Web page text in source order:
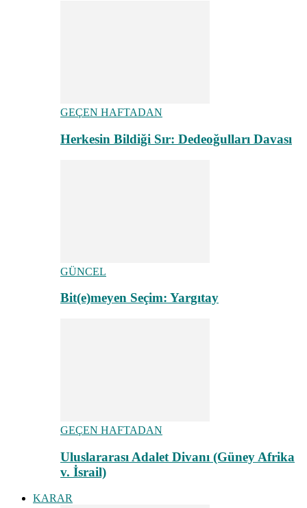
GEÇEN HAFTADAN
Herkesin Bildiği Sır: Dedeoğulları Davası
GÜNCEL
Bit(e)meyen Seçim: Yargıtay
GEÇEN HAFTADAN
Uluslararası Adalet Divanı (Güney Afrika
v. İsrail)
KARAR